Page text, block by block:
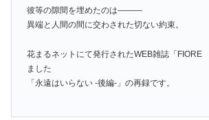
彼等の隙間を埋めたのは———
異端と人間の間に交わされた切ない約束。
花まるネットにて発行されたWEB雑誌「
ました
「永遠はいらない -後編-」の再録です。